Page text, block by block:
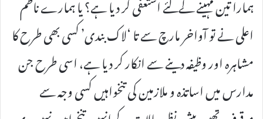
اعلی نے تو آواخر مارچ سے تا ‘لاک بندی’ کسی بھی طرح کا
مشاہرہ اور وظیفہ دینے سے انکار کر دیا ہے، اسی طرح جن
مدارس میں اساتذہ و ملازمین کی تنخواہیں کسی وجہ سے